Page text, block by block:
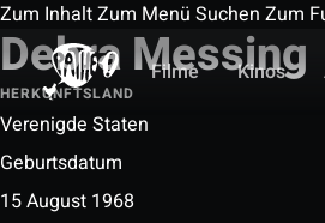
Zum InhaltZum Menü Suchen Zum
Filme
Kinos
Debra Messing
HERKUNFTSLAND
Verenigde Staten
Geburtsdatum
15 August 1968